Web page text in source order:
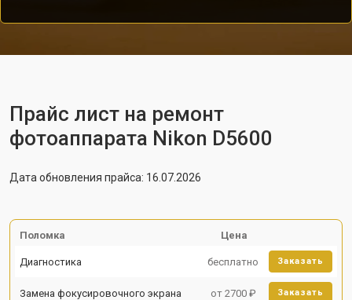
Прайс лист на ремонт
фотоаппарата Nikon D5600
Дата обновления прайса: 16.07.2026
Поломка Цена
Диагностика бесплатно Заказать
Замена фокусировочного экрана от 2700 ₽ Заказать